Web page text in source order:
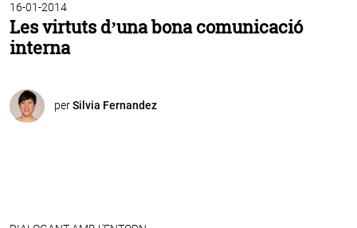
16-01-2014
Les virtuts d’una bona comunicació
interna
perSilvia Fernandez